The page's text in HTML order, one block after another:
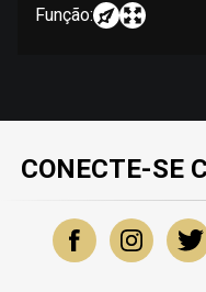
Função:
CONECTE-SE